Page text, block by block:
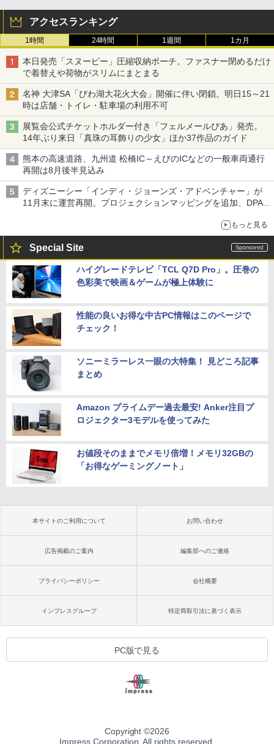
アクセスランキング
1時間 24時間 1週間 1カ月
本日発売「スヌーピー」圧縮収納ポーチ。ファスナー閉めるだけ
で着替えや荷物がスリムにまとまる
名神 大津SA「びわ湖大花火大会」開催に伴い閉鎖。明日15～21
時は店舗・トイレ・駐車場の利用不可
展覧会公式チケットホルダー付き「フェルメールぴあ」発売。
14年ぶり来日「真珠の耳飾りの少女」ほか37作品のガイド
熊本の高速道路、九州道 松橋IC～えびのICなどの一般車両通行
再開は8月後半見込み
ディズニーシー「インディ・ジョーンズ・アドベンチャー」が
11月末に運営再開。プロジェクションマッピングを追加、DPA
もっと見る
Special Site
ハイグレードテレビ「TCL Q7D Pro」。圧巻の
色彩美で映画＆ゲームが極上体験に
性能の良いお得な中古PC情報はこのページで
チェック！
ソニーミラーレス一眼の大特集！ 見どころ記事
まとめ
Amazon プライムデー過去最安! Anker注目プ
ロジェクター3モデルを使ってみた
お値段そのままでメモリ倍増！メモリ32GBの
「お得なゲーミングノート」
本サイトのご利用について お問い合わせ
広告掲載のご案内 編集部へのご連絡
プライバシーポリシー 会社概要
インプレスグループ 特定商取引法に基づく表示
PC版で見る
Copyright ©2026
Impress Corporation. All rights reserved.